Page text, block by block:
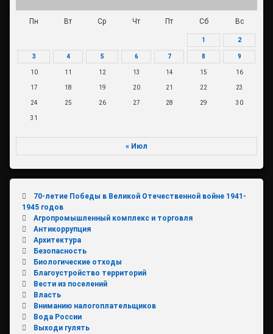
Пн Вт Ср Чт Пт Сб Вс
1 2
3 4 5 6 7 8 9
10 11 12 13 14 15 16
17 18 19 20 21 22 23
24 25 26 27 28 29 30
31
« Июл
70-летие Победы в Великой Отечественной войне 1941-
1945 годов
Агропромышленный комплекс и торговля
Антикоррупция
Архитектура
Безопасность
Биологические отходы
Благоустройство территорий
Вести из поселений
Власть
Вниманию налогоплательщиков
Вода России
Выходи гулять